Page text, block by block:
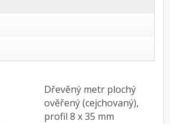
Dřevěný metr plochý
ověřený (cejchovaný),
profil 8 x 35 mm